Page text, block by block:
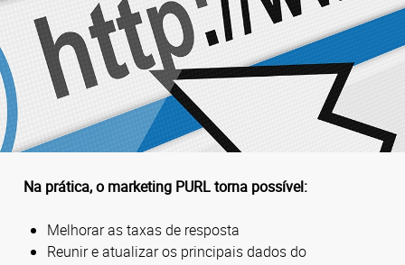
Na prática, o marketing PURL torna possível:
Melhorar as taxas de resposta
Reunir e atualizar os principais dados do